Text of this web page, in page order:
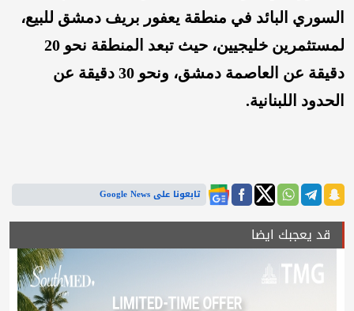
السوري البائد في منطقة يعفور بريف دمشق للبيع،
لمستثمرين خليجيين، حيث تبعد المنطقة نحو 20
دقيقة عن العاصمة دمشق، ونحو 30 دقيقة عن
الحدود اللبنانية.
تابعونا على Google News
قد يعجبك ايضا